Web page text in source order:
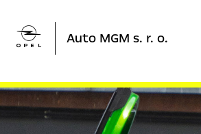
 Auto MGM s. r. o.